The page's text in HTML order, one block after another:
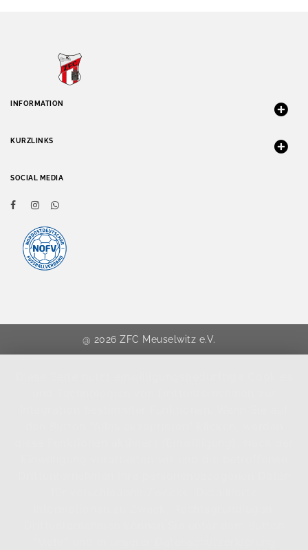
INFORMATION
KURZLINKS
SOCIAL MEDIA
@ 2026 ZFC Meuselwitz e.V.